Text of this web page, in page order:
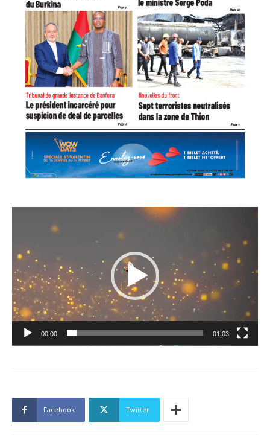
Lecteur
00:00 01:03
Facebook Twitter